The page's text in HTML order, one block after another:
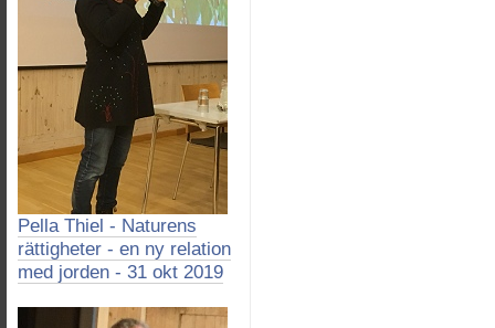
Pella Thiel - Naturens
rättigheter - en ny relation
med jorden - 31 okt 2019